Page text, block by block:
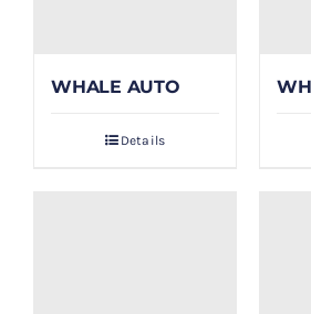
WHALE AUTO
Details